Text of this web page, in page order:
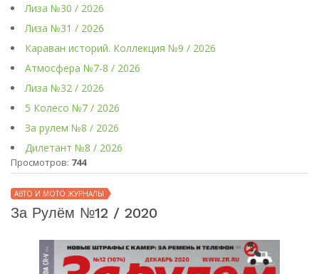
Лиза №30 / 2026
Лиза №31 / 2026
Караван историй. Коллекция №9 / 2026
Атмосфера №7-8 / 2026
Лиза №32 / 2026
5 Колесо №7 / 2026
За рулем №8 / 2026
Дилетант №8 / 2026
Просмотров: 744
АВТО И МОТО ЖУРНАЛЫ
За Рулём №12 / 2020